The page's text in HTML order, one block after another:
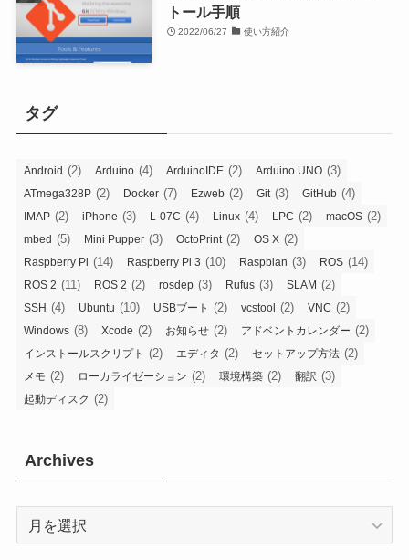
トール手順
2022/06/27 使い方紹介
タグ
Android (2) Arduino (4) ArduinoIDE (2) Arduino UNO (3)
ATmega328P (2) Docker (7) Ezweb (2) Git (3) GitHub (4)
IMAP (2) iPhone (3) L-07C (4) Linux (4) LPC (2) macOS (2)
mbed (5) Mini Pupper (3) OctoPrint (2) OS X (2)
Raspberry Pi (14) Raspberry Pi 3 (10) Raspbian (3) ROS (14)
ROS 2 (11) ROS 2 (2) rosdep (3) Rufus (3) SLAM (2)
SSH (4) Ubuntu (10) USBブート (2) vcstool (2) VNC (2)
Windows (8) Xcode (2) お知らせ (2) アドベントカレンダー (2)
インストールスクリプト (2) エディタ (2) セットアップ方法 (2)
メモ (2) ローカライゼーション (2) 環境構築 (2) 翻訳 (3)
起動ディスク (2)
Archives
Archives